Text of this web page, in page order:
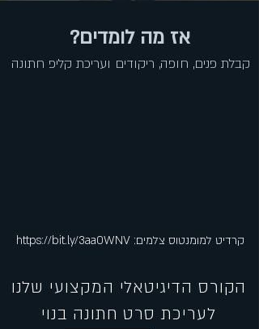
אז מה לומדים?
קבלת פנים, חופה, ריקודים ועריכת קליפ חתונה
https://bit.ly/3aa0WNV :קרדיט למומנטוס צלמים
הקורס הדיגיטאלי המקצועי שלנו
לעריכת סרט חתונה בנוי